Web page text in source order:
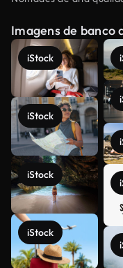
Imagens de banco
iStock
iStock
iStock
iStock